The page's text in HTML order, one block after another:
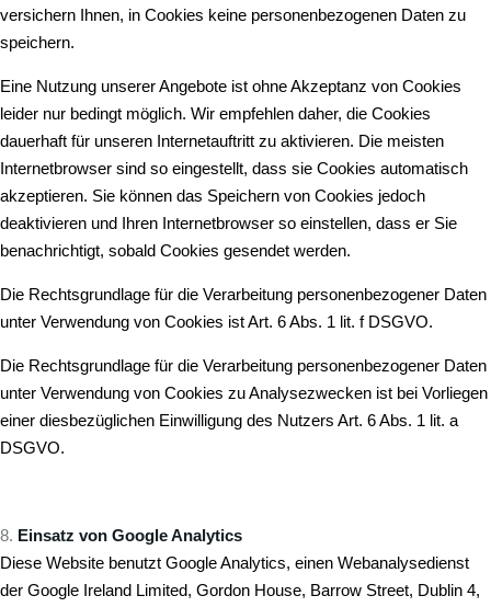
versichern Ihnen, in Cookies keine personenbezogenen Daten zu
speichern.
Eine Nutzung unserer Angebote ist ohne Akzeptanz von Cookies
leider nur bedingt möglich. Wir empfehlen daher, die Cookies
dauerhaft für unseren Internetauftritt zu aktivieren. Die meisten
Internetbrowser sind so eingestellt, dass sie Cookies automatisch
akzeptieren. Sie können das Speichern von Cookies jedoch
deaktivieren und Ihren Internetbrowser so einstellen, dass er Sie
benachrichtigt, sobald Cookies gesendet werden.
Die Rechtsgrundlage für die Verarbeitung personenbezogener Daten
unter Verwendung von Cookies ist Art. 6 Abs. 1 lit. f DSGVO.
Die Rechtsgrundlage für die Verarbeitung personenbezogener Daten
unter Verwendung von Cookies zu Analysezwecken ist bei Vorliegen
einer diesbezüglichen Einwilligung des Nutzers Art. 6 Abs. 1 lit. a
DSGVO.
Einsatz von Google Analytics
Diese Website benutzt Google Analytics, einen Webanalysedienst
der Google Ireland Limited, Gordon House, Barrow Street, Dublin 4,